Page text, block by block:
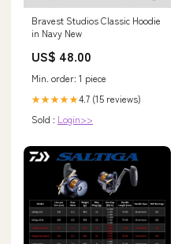
Bravest Studios Classic Hoodie
in Navy New
US$ 48.00
Min. order: 1 piece
★★★★★4.7 (15 reviews)
Sold : Login>>